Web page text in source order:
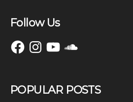
Follow Us
FacebookInstagramYouTubeSoundCloud
POPULAR POSTS